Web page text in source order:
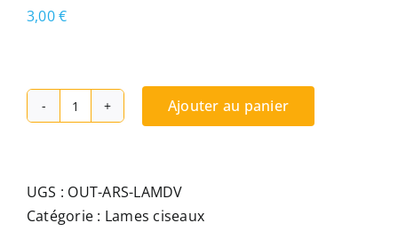
3,00€
quantité
de
lames
Ajouter au panier
UGS : OUT-ARS-LAMDV
Catégorie : Lames ciseaux